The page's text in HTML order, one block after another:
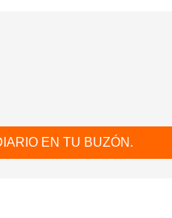
EN TU BUZÓN.